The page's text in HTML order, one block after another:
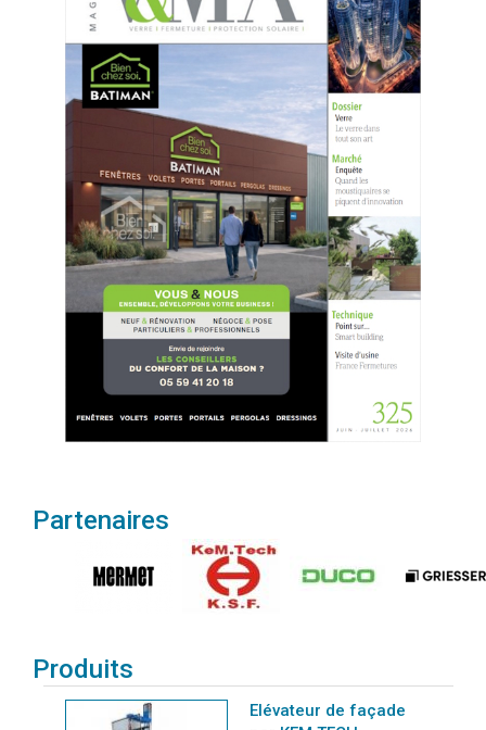
Partenaires
Produits
Elévateur de façade